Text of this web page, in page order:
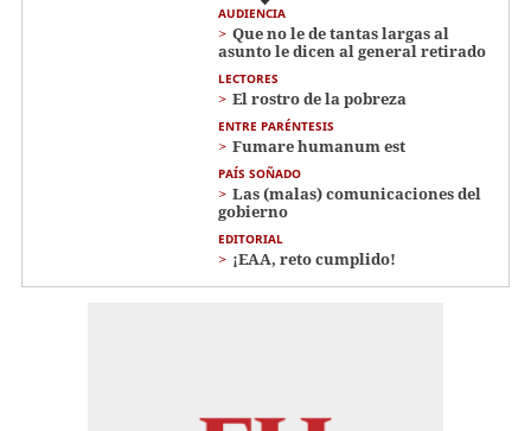
AUDIENCIA
Que no le de tantas largas al
asunto le dicen al general retirado
LECTORES
El rostro de la pobreza
ENTRE PARÉNTESIS
Fumare humanum est
PAÍS SOÑADO
Las (malas) comunicaciones del
gobierno
EDITORIAL
¡EAA, reto cumplido!